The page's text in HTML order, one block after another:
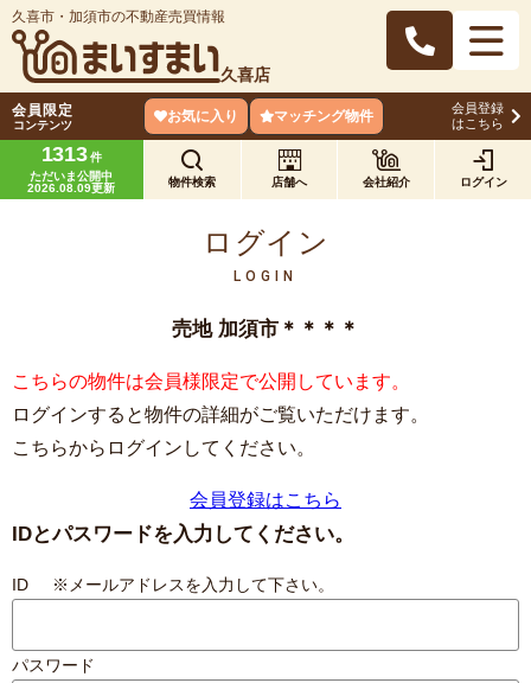
久喜市・加須市の不動産売買情報
久喜店
会員限定
コンテンツ
お気に入り マッチング物件
会員登録
はこちら
1313 件
ただいま公開中
2026.08.09更新
物件検索 店舗へ 会社紹介 ログイン
ログイン
LOGIN
売地 加須市＊＊＊＊
こちらの物件は会員様限定で公開しています。
ログインすると物件の詳細がご覧いただけます。
こちらからログインしてください。
会員登録はこちら
IDとパスワードを入力してください。
ID ※メールアドレスを入力して下さい。
パスワード